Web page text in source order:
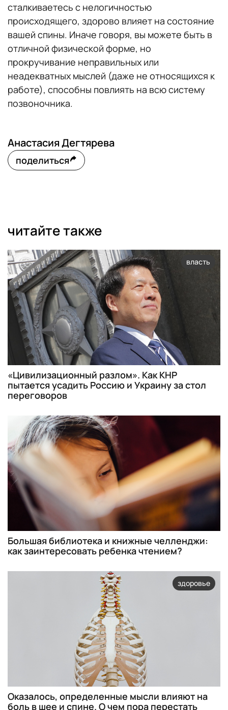
сталкиваетесь с нелогичностью
происходящего, здорово влияет на состояние
вашей спины. Иначе говоря, вы можете быть в
отличной физической форме, но
прокручивание неправильных или
неадекватных мыслей (даже не относящихся к
работе), способны повлиять на всю систему
позвоночника.
Анастасия Дегтярева
поделиться
читайте также
власть
«Цивилизационный разлом». Как КНР
пытается усадить Россию и Украину за стол
переговоров
Большая библиотека и книжные челленджи:
как заинтересовать ребенка чтением?
здоровье
Оказалось, определенные мысли влияют на
боль в шее и спине. О чем пора перестать